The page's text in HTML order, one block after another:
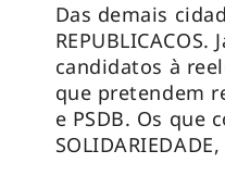
Das demais
candidatos à
que pretendem
e PSDB. Os que